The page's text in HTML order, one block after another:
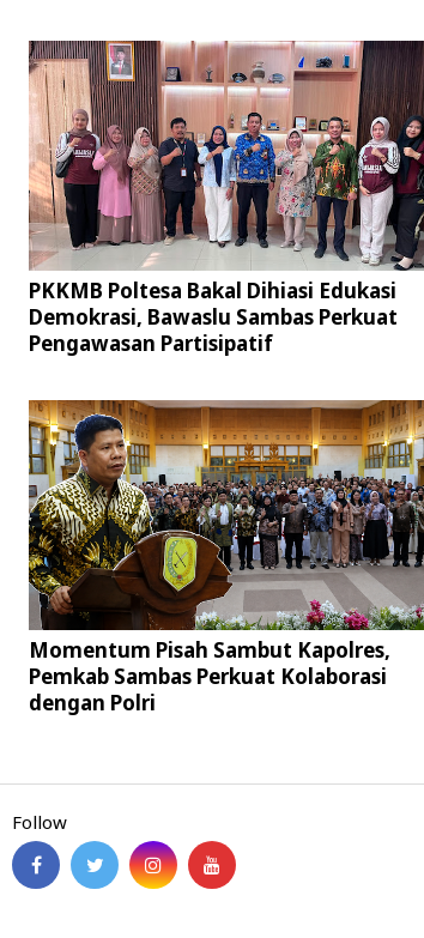
PKKMB Poltesa Bakal Dihiasi Edukasi
Demokrasi, Bawaslu Sambas Perkuat
Pengawasan Partisipatif
Momentum Pisah Sambut Kapolres,
Pemkab Sambas Perkuat Kolaborasi
dengan Polri
Follow